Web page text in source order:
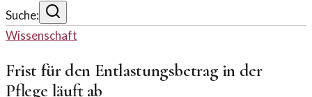
Suche:
Wissenschaft
Frist für den Entlastungsbetrag in der
Pflege läuft ab